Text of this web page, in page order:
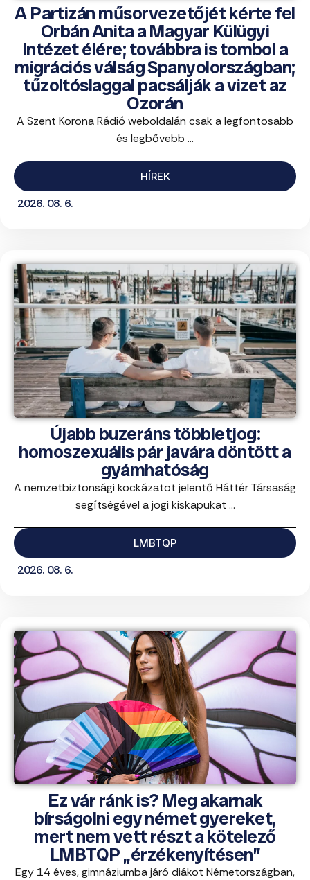
A Partizán műsorvezetőjét kérte fel
Orbán Anita a Magyar Külügyi
Intézet élére; továbbra is tombol a
migrációs válság Spanyolországban;
tűzoltóslaggal pacsálják a vizet az
Ozorán
A Szent Korona Rádió weboldalán csak a legfontosabb
és legbővebb ...
HÍREK
2026. 08. 6.
Újabb buzeráns többletjog:
homoszexuális pár javára döntött a
gyámhatóság
A nemzetbiztonsági kockázatot jelentő Háttér Társaság
segítségével a jogi kiskapukat ...
LMBTQP
2026. 08. 6.
Ez vár ránk is? Meg akarnak
bírságolni egy német gyereket,
mert nem vett részt a kötelező
LMBTQP „érzékenyítésen”
Egy 14 éves, gimnáziumba járó diákot Németországban,